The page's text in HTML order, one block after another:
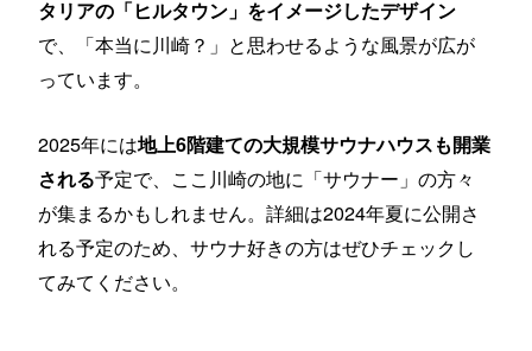
タリアの「ヒルタウン」をイメージしたデザイン
で、「本当に川崎？」と思わせるような風景が広が
っています。
2025年には地上6階建ての大規模サウナハウスも開業
される予定で、ここ川崎の地に「サウナー」の方々
が集まるかもしれません。詳細は2024年夏に公開さ
れる予定のため、サウナ好きの方はぜひチェックし
てみてください。